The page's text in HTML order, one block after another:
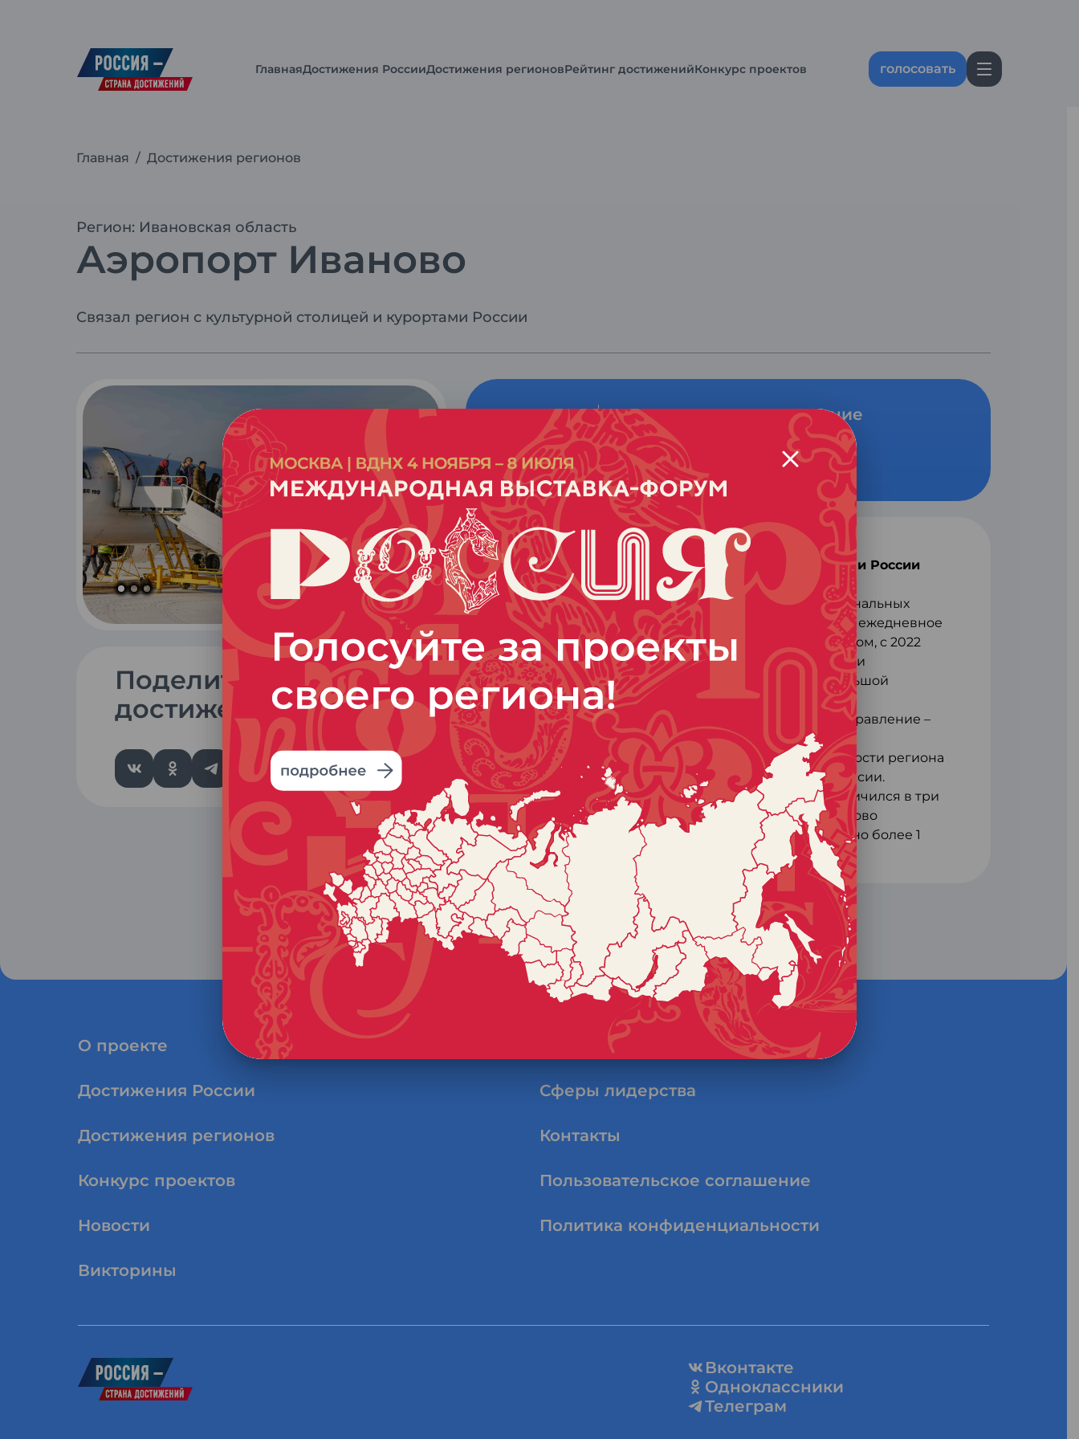
ГлавнаяДостижения РоссииДостижения регионовРейтинг достиженийКонкурс проектов голосовать
Главная / Достижения регионов
Регион: Ивановская область
Аэропорт Иваново
Связал регион с культурной столицей и курортами России
Поделиться
достижением
голосов
Голосовать за достижение
Голосовать
Аэропорт Иваново
Связал регион с культурной столицей и курортами России
Аэропорт Иваново – один из самых развитых региональных
центров авиасообщения. С 2020 года организовано ежедневное
круглогодичное авиасообщение с Санкт-Петербургом, с 2022
года – круглогодичное сообщение с городами Сочи и
Калининград. Рейсы выполняются самолетами большой
вместимости.
С августа 2023 года на маршрутной карте новое направление –
Минеральные Воды.
Основная задача – развитие транспортной связанности региона
с туристическими и экономическими центрами России.
Пассажиропоток постоянно растет, за 5 лет он увеличился в три
раза. По итогам 2022 года услугами аэропорта Иваново
воспользовалось более 70 тысяч человек, выполнено более 1
тысячи рейсов.
О проекте
Достижения России
Достижения регионов
Конкурс проектов
Новости
Викторины
Рейтинг достижений
Сферы лидерства
Контакты
Пользовательское соглашение
Политика конфиденциальности
Вконтакте
Одноклассники
Телеграм